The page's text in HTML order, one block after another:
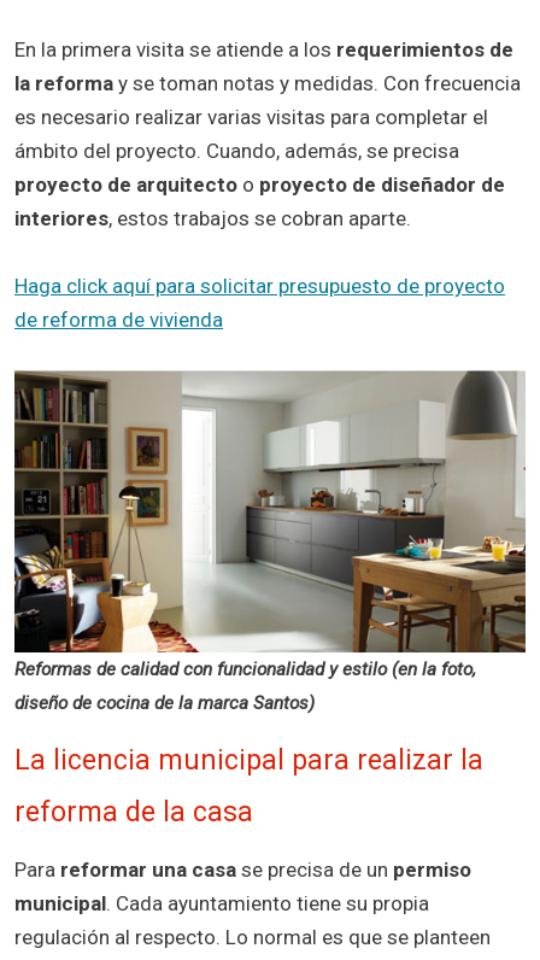
En la primera visita se atiende a los requerimientos de
la reforma y se toman notas y medidas. Con frecuencia
es necesario realizar varias visitas para completar el
ámbito del proyecto. Cuando, además, se precisa
proyecto de arquitecto o proyecto de diseñador de
interiores, estos trabajos se cobran aparte.
Haga click aquí para solicitar presupuesto de proyecto
de reforma de vivienda
Reformas de calidad con funcionalidad y estilo (en la foto,
diseño de cocina de la marca Santos)
La licencia municipal para realizar la
reforma de la casa
Para reformar una casa se precisa de un permiso
municipal. Cada ayuntamiento tiene su propia
regulación al respecto. Lo normal es que se planteen